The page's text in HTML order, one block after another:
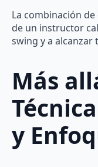
La combinación
de un instructor
swing y a alcanzar
Más
y